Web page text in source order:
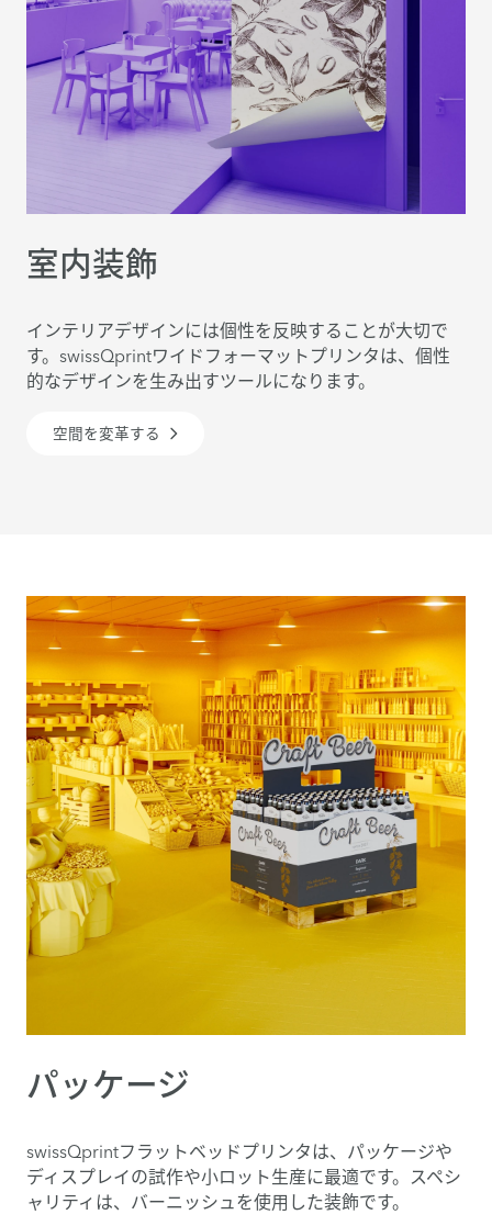
室内装飾
インテリアデザインには個性を反映することが大切で
す。swissQprintワイドフォーマットプリンタは、個性
的なデザインを生み出すツールになります。
空間を変革する
パッケージ
swissQprintフラットベッドプリンタは、パッケージや
ディスプレイの試作や小ロット生産に最適です。スペシ
ャリティは、バーニッシュを使用した装飾です。